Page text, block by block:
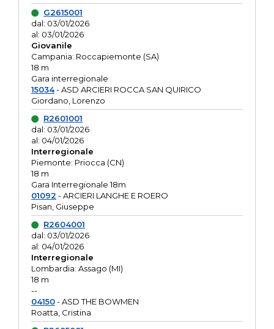
G2615001
dal: 03/01/2026
al: 03/01/2026
Giovanile
Campania: Roccapiemonte (SA)
18 m
Gara interregionale
15034- ASD ARCIERI ROCCA SAN QUIRICO
Giordano, Lorenzo
R2601001
dal: 03/01/2026
al: 04/01/2026
Interregionale
Piemonte: Priocca (CN)
18 m
Gara Interregionale 18m
01092 - ARCIERI LANGHE E ROERO
Pisan, Giuseppe
R2604001
dal: 03/01/2026
al: 04/01/2026
Interregionale
Lombardia: Assago (MI)
18 m
--
04150- ASD THE BOWMEN
Roatta, Cristina